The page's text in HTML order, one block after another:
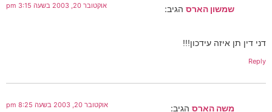
שמשון הארס הגיב: אוקטובר 20, 2003 בשעה 3:15 pm
דני דין תן איזה עידכון!!!
Reply
משה הארס הגיב: אוקטובר 20, 2003 בשעה 8:25 pm